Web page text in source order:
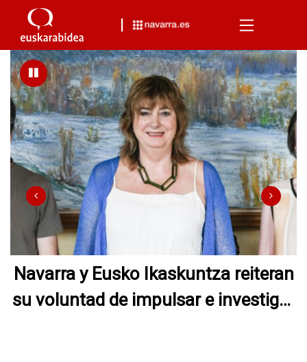
Menu
La vicepresidenta Ollo recibe en
Pamplona a 130 jóvenes que